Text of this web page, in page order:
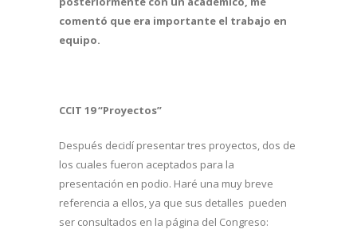
comentó que era importante el trabajo en
equipo.
CCIT 19 “Proyectos”
Después decidí presentar tres proyectos, dos de
los cuales fueron aceptados para la
presentación en podio. Haré una muy breve
referencia a ellos, ya que sus detalles pueden
ser consultados en la página del Congreso: